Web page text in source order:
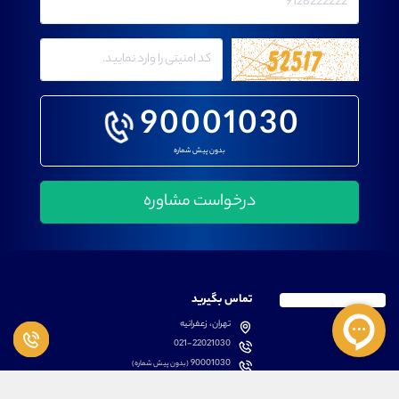
90001030
بدون پیش شماره
تماس بگیرید
تهران، زعفرانیه
021-22021030
90001030(بدون پیش شماره)